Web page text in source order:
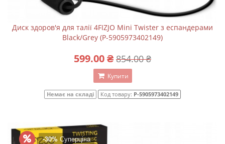
Диск здоров'я для талії 4FIZJO Mini Twister з еспандерами
Black/Grey (P-5905973402149)
599.00 ₴ 854.00 ₴
Купити
Немає на складі Код товару: P-5905973402149
-30% Суперціна